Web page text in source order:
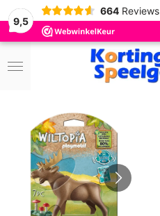
9,5
664 Reviews